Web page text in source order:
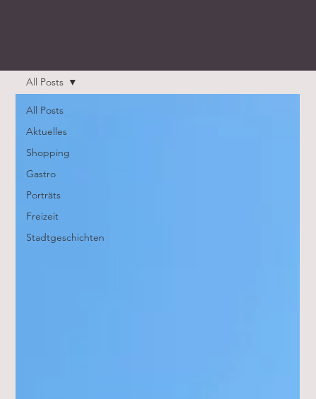
All Posts
Aktuelles
Shopping
Gastro
Porträts
Freizeit
Stadtgeschichten
All Posts